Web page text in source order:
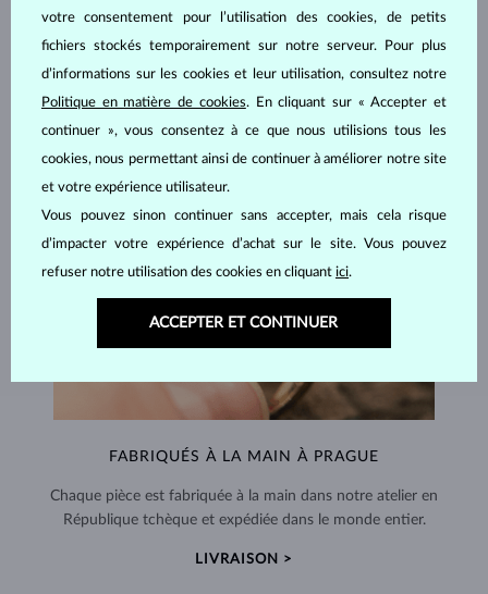
BIJOUX DEL'ATELIER KLENOTA
FABRIQUÉS À LA MAIN À PRAGUE
Chaque pièce est fabriquée à la main dans notre atelier en
République tchèque et expédiée dans le monde entier.
LIVRAISON >
votre consentement pour l’utilisation des cookies, de petits
fichiers stockés temporairement sur notre serveur. Pour plus
d’informations sur les cookies et leur utilisation, consultez notre
Politique en matière de cookies. En cliquant sur « Accepter et
continuer », vous consentez à ce que nous utilisions tous les
cookies, nous permettant ainsi de continuer à améliorer notre site
et votre expérience utilisateur.
Vous pouvez sinon continuer sans accepter, mais cela risque
d’impacter votre expérience d’achat sur le site. Vous pouvez
refuser notre utilisation des cookies en cliquant ici.
ACCEPTER ET CONTINUER